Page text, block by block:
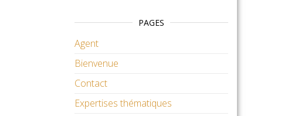
PAGES
Agent
Bienvenue
Contact
Expertises thématiques